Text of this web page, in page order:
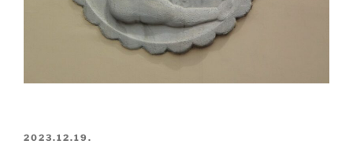
2023.12.19.